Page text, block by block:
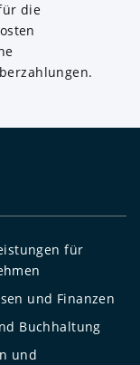
die
für
und Finanzen
Buchhaltung
und